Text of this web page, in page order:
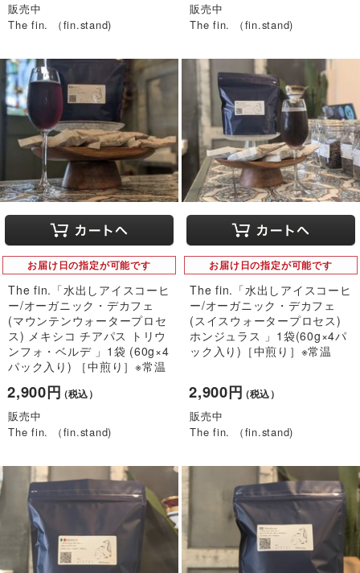
販売中
The fin. （fin.stand)
販売中
The fin. （fin.stand)
お届け日の指定が可能です
The fin.「水出しアイスコーヒ
ー/オーガニック・デカフェ
(マウンテンウォータープロセ
ス) メキシコ チアパス トリウ
ンフォ・ベルデ 」1袋 (60g×4
パック入り) ［中煎り］※常温
2,900円（税込）
販売中
The fin. （fin.stand)
お届け日の指定が可能です
The fin.「水出しアイスコーヒ
ー/オーガニック・デカフェ
(スイスウォータープロセス)
ホンジュラス 」1袋(60g×4パ
ック入り)［中煎り］※常温
2,900円（税込）
販売中
The fin. （fin.stand)